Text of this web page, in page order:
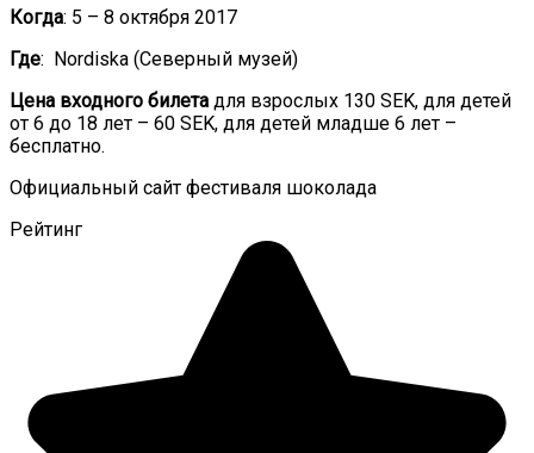
Когда: 5 – 8 октября 2017
Где: Nordiska (Северный музей)
Цена входного билета для взрослых 130 SEK, для детей
от 6 до 18 лет – 60 SEK, для детей младше 6 лет –
бесплатно.
Официальный сайт фестиваля шоколада
Рейтинг